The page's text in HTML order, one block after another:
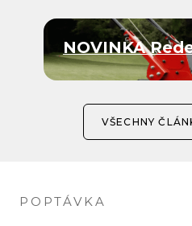
NOVINKA
VŠECHNY
POPTÁVKA